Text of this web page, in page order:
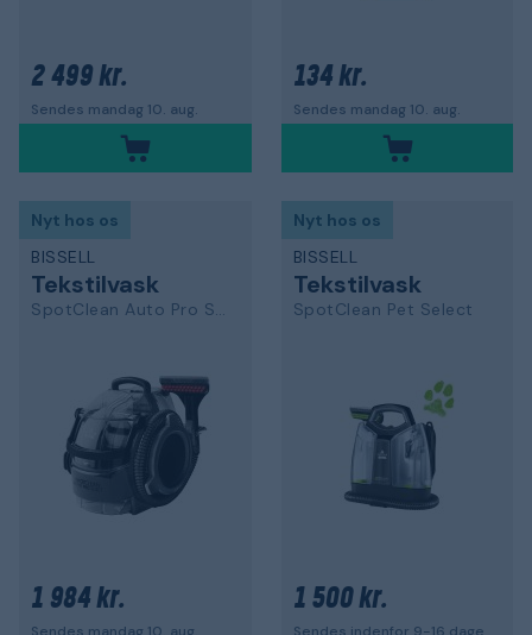
2 499 kr.
Sendes mandag 10. aug.
134 kr.
Sendes mandag 10. aug.
Nyt hos os
BISSELL
Tekstilvask
SpotClean Auto Pro Select
1 984 kr.
Nyt hos os
BISSELL
Tekstilvask
SpotClean Pet Select
1 500 kr.